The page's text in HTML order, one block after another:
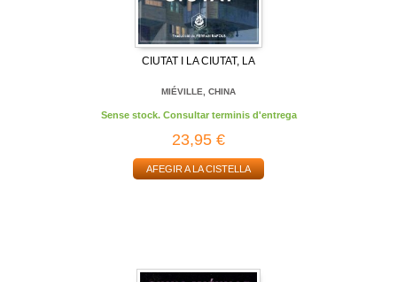
CIUTAT I LA CIUTAT, LA
MIÉVILLE, CHINA
Sense stock. Consultar terminis d'entrega
23,95 €
AFEGIR A LA CISTELLA